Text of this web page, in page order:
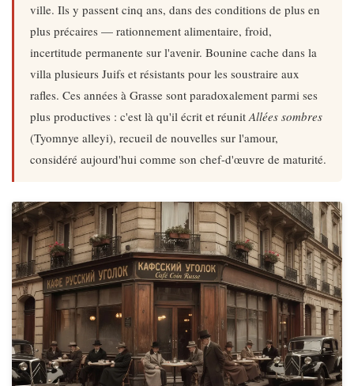
ville. Ils y passent cinq ans, dans des conditions de plus en
plus précaires — rationnement alimentaire, froid,
incertitude permanente sur l'avenir. Bounine cache dans la
villa plusieurs Juifs et résistants pour les soustraire aux
rafles. Ces années à Grasse sont paradoxalement parmi ses
plus productives : c'est là qu'il écrit et réunitAllées sombres
(Tyomnye alleyi), recueil de nouvelles sur l'amour,
considéré aujourd'hui comme son chef-d'œuvre de maturité.